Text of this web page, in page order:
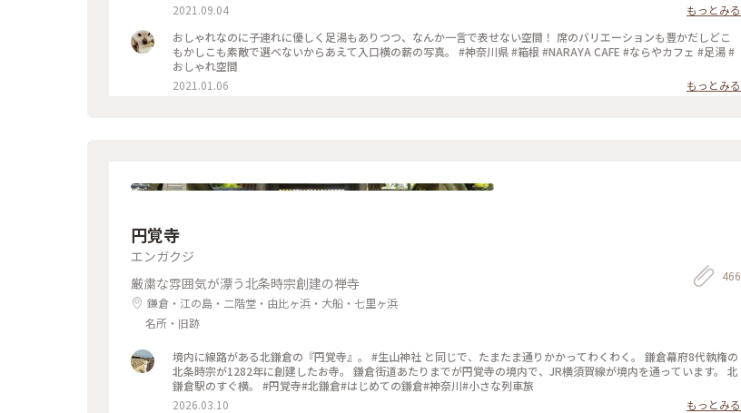
2021.09.04
もっとみる
おしゃれなのに子連れに優しく足湯もありつつ、なんか一言で表せない空間！ 席のバリエーションも豊かだしどこ
もかしこも素敵で選べないからあえて入口横の薪の写真。 #神奈川県 #箱根 #NARAYA CAFE #ならやカフェ #足湯 #
おしゃれ空間
2021.01.06
もっとみる
円覚寺
エンガクジ
厳粛な雰囲気が漂う北条時宗創建の禅寺
鎌倉・江の島・二階堂・由比ヶ浜・大船・七里ヶ浜
名所・旧跡
466
境内に線路がある北鎌倉の『円覚寺』。 #生山神社 と同じで、たまたま通りかかってわくわく。 鎌倉幕府8代執権の
北条時宗が1282年に創建したお寺。 鎌倉街道あたりまでが円覚寺の境内で、JR横須賀線が境内を通っています。 北
鎌倉駅のすぐ横。 #円覚寺#北鎌倉#はじめての鎌倉#神奈川#小さな列車旅
2026.03.10
もっとみる